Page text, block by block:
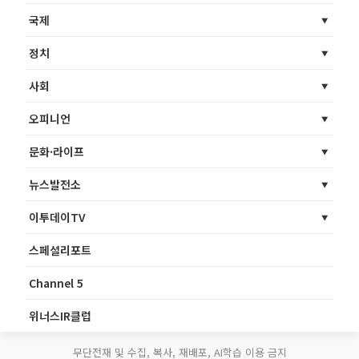
국제
정치
사회
오피니언
문화·라이프
뉴스발전소
이투데이TV
스페셜리포트
Channel 5
위너스IR클럽
무단전재 및 수집, 복사, 재배포, AI학습 이용 금지